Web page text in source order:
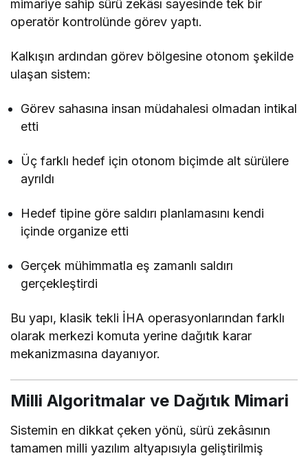
mimariye sahip sürü zekâsı sayesinde tek bir
operatör kontrolünde görev yaptı.
Kalkışın ardından görev bölgesine otonom şekilde
ulaşan sistem:
Görev sahasına insan müdahalesi olmadan intikal
etti
Üç farklı hedef için otonom biçimde alt sürülere
ayrıldı
Hedef tipine göre saldırı planlamasını kendi
içinde organize etti
Gerçek mühimmatla eş zamanlı saldırı
gerçekleştirdi
Bu yapı, klasik tekli İHA operasyonlarından farklı
olarak merkezi komuta yerine dağıtık karar
mekanizmasına dayanıyor.
Milli Algoritmalar ve Dağıtık Mimari
Sistemin en dikkat çeken yönü, sürü zekâsının
tamamen milli yazılım altyapısıyla geliştirilmiş